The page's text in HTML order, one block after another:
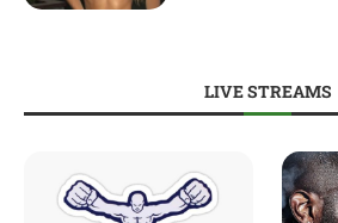
LIVE STREAMS